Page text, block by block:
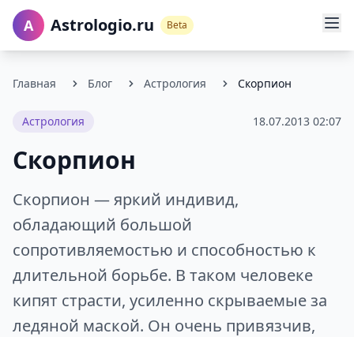
A Astrologio.ru Beta
Главная Блог Астрология Скорпион
Астрология 18.07.2013 02:07
Скорпион
Скорпион — яркий индивид,
обладающий большой
сопротивляемостью и способностью к
длительной борьбе. В таком человеке
кипят страсти, усиленно скрываемые за
ледяной маской. Он очень привязчив,